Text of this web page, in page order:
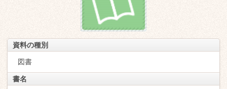
資料の種別
図書
書名